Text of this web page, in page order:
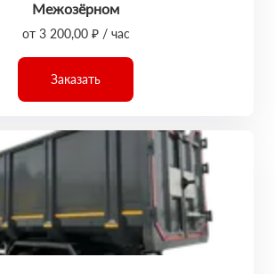
Межозёрном
от 3 200,00 ₽ / час
Заказать